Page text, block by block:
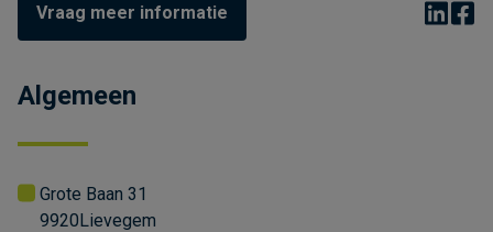
Vraag meer informatie
Algemeen
Lievegem
9920
Grote Baan 31